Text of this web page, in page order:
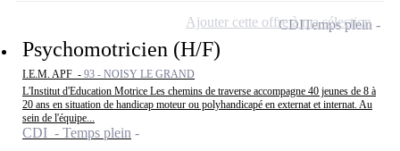
Psychomotricien (H/F)
I.E.M. APF - 93 - NOISY LE GRAND
L'Institut d'Education Motrice Les chemins de traverse accompagne 40 jeunes de 8 à
20 ans en situation de handicap moteur ou polyhandicapé en externat et internat. Au
sein de l'équipe...
CDI - Temps plein
CDITemps plein
Ajouter cette offre à ma sélection